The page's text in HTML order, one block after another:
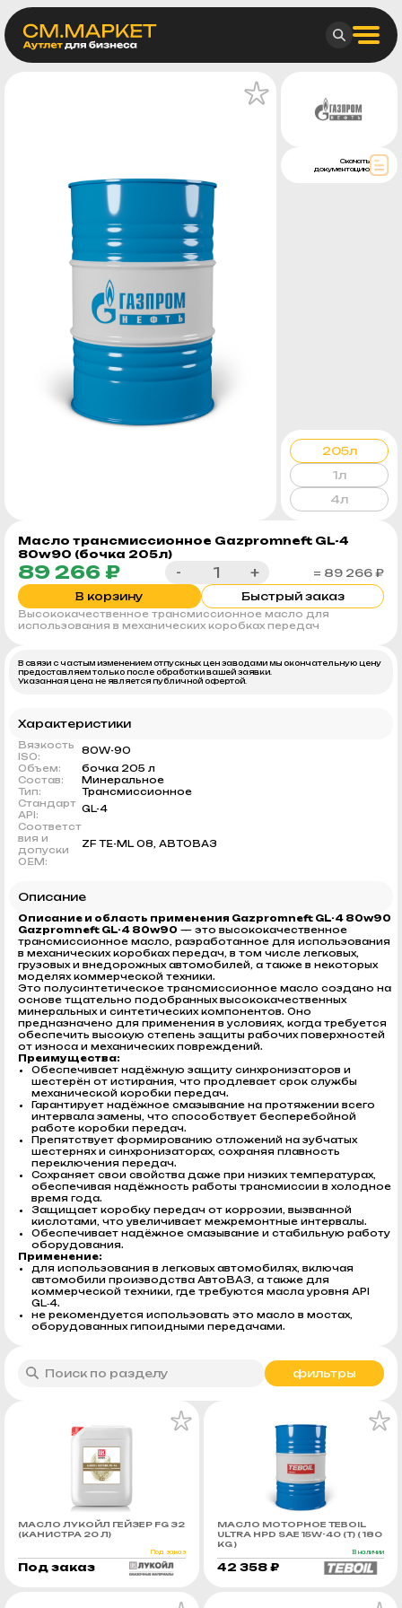
Масло трансмиссионное Gazpromneft GL-4
80w90 (бочка 205л)
89 266 ₽ - +
= 89 266 ₽
В корзину
Быстрый заказ
Высококачественное трансмиссионное масло для
использования в механических коробках передач
Скачать
документацию
205л
1л
4л
В связи с частым изменением отпускных цен заводами мы окончательную цену
предоставляем только после обработки вашей заявки.
Указанная цена не является публичной офертой.
Характеристики
Вязкость
ISO:
80W-90
Объем:
бочка 205 л
Состав:
Минеральное
Тип:
Трансмиссионное
Стандарт
API:
GL-4
Соответст
вия и
допуски
OEM:
ZF TE-ML 08, АВТОВАЗ
Описание
Описание и область применения Gazpromneft GL-4 80w90
Gazpromneft GL-4 80w90 — это высококачественное
трансмиссионное масло, разработанное для использования
в механических коробках передач, в том числе легковых,
грузовых и внедорожных автомобилей, а также в некоторых
моделях коммерческой техники.
Это полусинтетическое трансмиссионное масло создано на
основе тщательно подобранных высококачественных
минеральных и синтетических компонентов. Оно
предназначено для применения в условиях, когда требуется
обеспечить высокую степень защиты рабочих поверхностей
от износа и механических повреждений.
Преимущества:
Обеспечивает надёжную защиту синхронизаторов и
шестерён от истирания, что продлевает срок службы
механической коробки передач.
Гарантирует надёжное смазывание на протяжении всего
интервала замены, что способствует бесперебойной
работе коробки передач.
Препятствует формированию отложений на зубчатых
шестернях и синхронизаторах, сохраняя плавность
переключения передач.
Сохраняет свои свойства даже при низких температурах,
обеспечивая надёжность работы трансмиссии в холодное
время года.
Защищает коробку передач от коррозии, вызванной
кислотами, что увеличивает межремонтные интервалы.
Обеспечивает надёжное смазывание и стабильную работу
оборудования.
Применение:
для использования в легковых автомобилях, включая
автомобили производства АвтоВАЗ, а также для
коммерческой техники, где требуются масла уровня API
GL‑4.
не рекомендуется использовать это масло в мостах,
оборудованных гипоидными передачами.
фильтры
МАСЛО ЛУКОЙЛ ГЕЙЗЕР FG 32
(КАНИСТРА 20 Л)
Под заказ
Под заказ
МАСЛО МОТОРНОЕ TEBOIL
ULTRA HPD SAE 15W-40 (Т) ( 180
KG )
В наличии
42 358 ₽